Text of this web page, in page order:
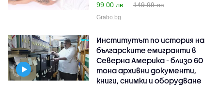
99.00 лв
149.99 лв
Grabo.bg
Институтът по история на
българските емигранти в
Северна Америка - близо 60
тона архивни документи,
книги, снимки и оборудване